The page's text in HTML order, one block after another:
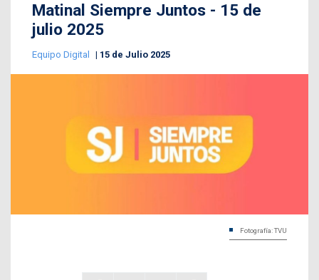
Matinal Siempre Juntos - 15 de
julio 2025
Equipo Digital 15 de Julio 2025
Fotografía: TVU